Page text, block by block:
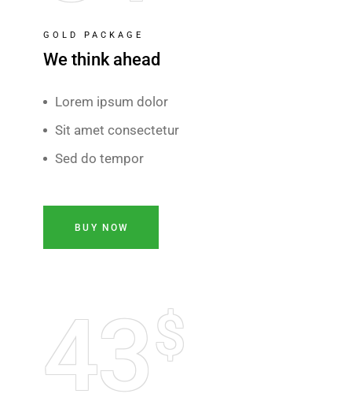
GOLD PACKAGE
We think ahead
Lorem ipsum dolor
Sit amet consectetur
Sed do tempor
BUY NOW
43$